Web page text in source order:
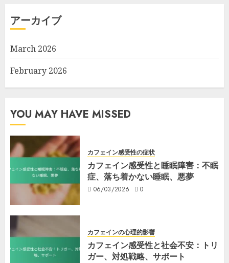
アーカイブ
March 2026
February 2026
YOU MAY HAVE MISSED
カフェイン感受性の症状
カフェイン感受性と睡眠障害：不眠
症、落ち着かない睡眠、悪夢
06/03/2026 0
カフェインの心理的影響
カフェイン感受性と社会不安：トリ
ガー、対処戦略、サポート